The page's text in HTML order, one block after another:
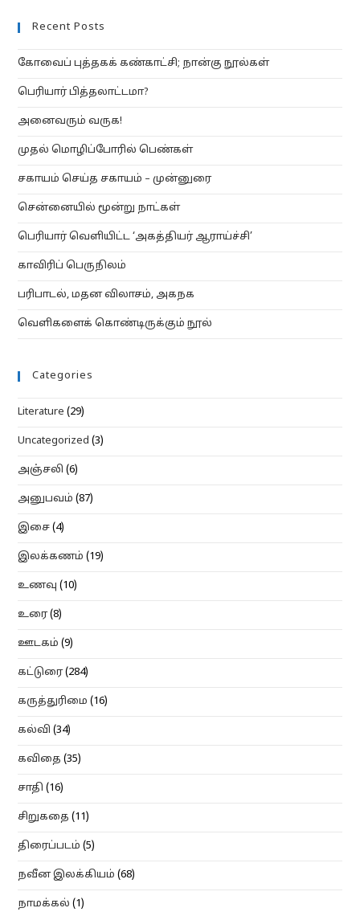
Recent Posts
கோவைப் புத்தகக் கண்காட்சி; நான்கு நூல்கள்
பெரியார் பித்தலாட்டமா?
அனைவரும் வருக!
முதல் மொழிப்போரில் பெண்கள்
சகாயம் செய்த சகாயம் – முன்னுரை
சென்னையில் மூன்று நாட்கள்
பெரியார் வெளியிட்ட ‘அகத்தியர் ஆராய்ச்சி’
காவிரிப் பெருநிலம்
பரிபாடல், மதன விலாசம், அகநக
வெளிகளைக் கொண்டிருக்கும் நூல்
Categories
Literature (29)
Uncategorized (3)
அஞ்சலி (6)
அனுபவம் (87)
இசை (4)
இலக்கணம் (19)
உணவு (10)
உரை(8)
ஊடகம் (9)
கட்டுரை(284)
கருத்துரிமை (16)
கல்வி (34)
கவிதை (35)
சாதி (16)
சிறுகதை (11)
திரைப்படம் (5)
நவீன இலக்கியம் (68)
நாமக்கல் (1)